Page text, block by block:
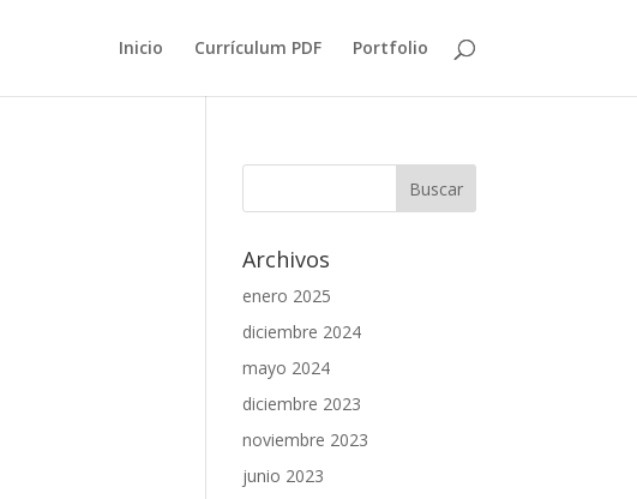
Inicio Currículum PDF Portfolio
Archivos
enero 2025
diciembre 2024
mayo 2024
diciembre 2023
noviembre 2023
junio 2023